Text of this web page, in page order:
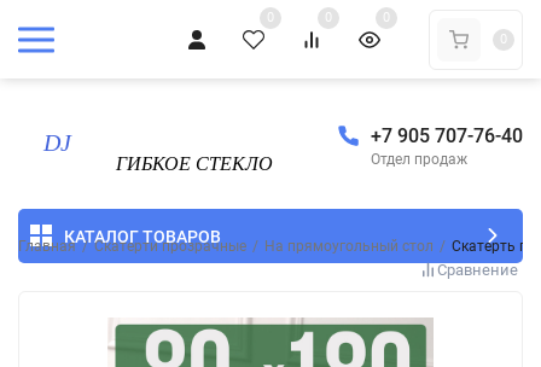
0 0
0
0
+7 905 707-76-40
Отдел продаж
КАТАЛОГ ТОВАРОВ
Главная / Скатерти прозрачные / На прямоугольный стол / Скатерть
Сравнение